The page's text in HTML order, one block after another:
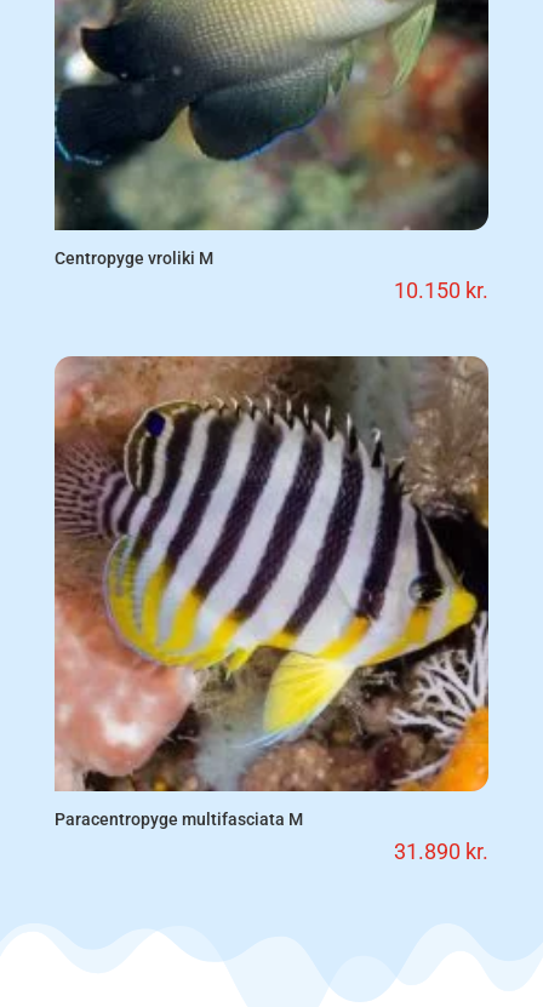
Centropyge vroliki M
10.150 kr.
Paracentropyge multifasciata M
31.890 kr.